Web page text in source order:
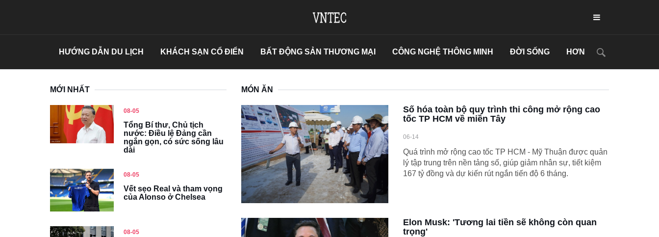
HƯỚNG DẪN DU LỊCH KHÁCH SẠN CỔ ĐIỂN BẤT ĐỘNG SẢN THƯƠNG MẠI CÔNG NGHỆ THÔNG MINH ĐỜI SỐNG HƠN
MỚI NHẤT
08-05
Tổng Bí thư, Chủ tịch
nước: Điều lệ Đảng cần
ngắn gọn, có sức sống lâu
dài
08-05
Vết sẹo Real và tham vọng
của Alonso ở Chelsea
08-05
MÓN ĂN
Số hóa toàn bộ quy trình thi công mở rộng cao
tốc TP HCM về miền Tây
06-14
Quá trình mở rộng cao tốc TP HCM - Mỹ Thuận được quản
lý tập trung trên nền tảng số, giúp giảm nhân sự, tiết kiệm
167 tỷ đồng và dự kiến rút ngắn tiến độ 6 tháng.
Elon Musk: 'Tương lai tiền sẽ không còn quan
trọng'